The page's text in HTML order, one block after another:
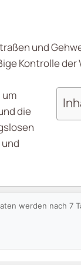
und
Kontrolle
die
werden nach 7